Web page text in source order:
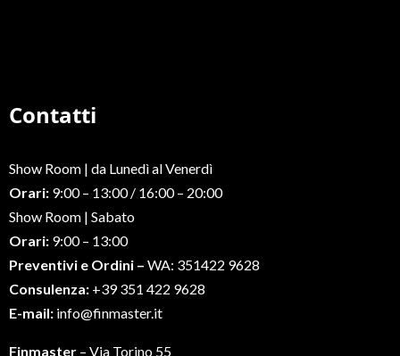
Contatti
Show Room | da Lunedì al Venerdì
Orari: 9:00 – 13:00 / 16:00 – 20:00
Show Room | Sabato
Orari: 9:00 – 13:00
Preventivi e Ordini – WA: 351422 9628
Consulenza: +39 351 422 9628
E-mail: info@finmaster.it
Finmaster – Via Torino 55